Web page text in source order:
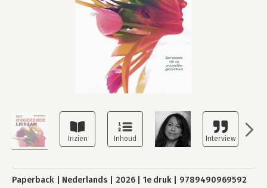
Paperback Nederlands 2026 1e druk 9789490969592